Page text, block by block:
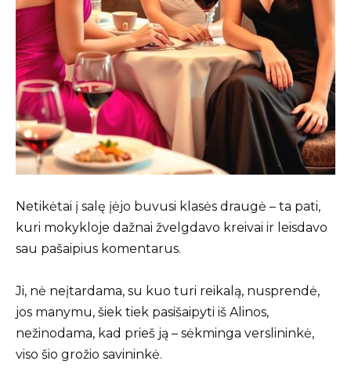
Netikėtai į salę įėjo buvusi klasės draugė – ta pati,
kuri mokykloje dažnai žvelgdavo kreivai ir leisdavo
sau pašaipius komentarus.
Ji, nė neįtardama, su kuo turi reikalą, nusprendė,
jos manymu, šiek tiek pasišaipyti iš Alinos,
nežinodama, kad prieš ją – sėkminga verslininkė,
viso šio grožio savininkė.